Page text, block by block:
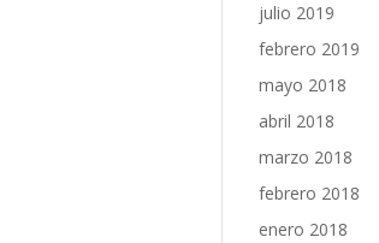
julio 2019
febrero 2019
mayo 2018
abril 2018
marzo 2018
febrero 2018
enero 2018